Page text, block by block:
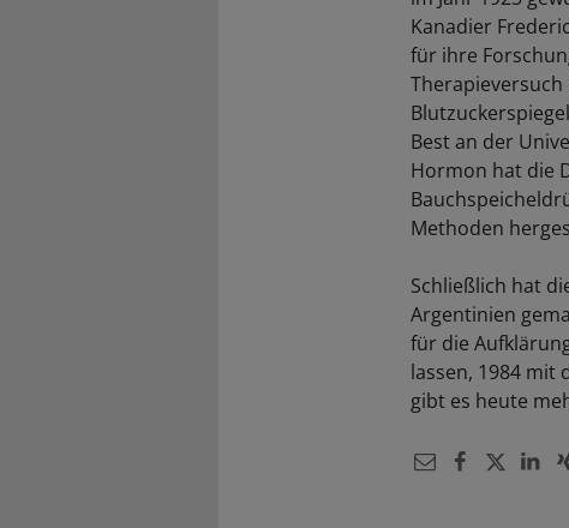
Kanadier
für ihre
Therapieversuch
Best an der
Hormon hat die
Methoden
Schließlich hat
Argentinien
für die
lassen, 1984 mit
gibt es heute